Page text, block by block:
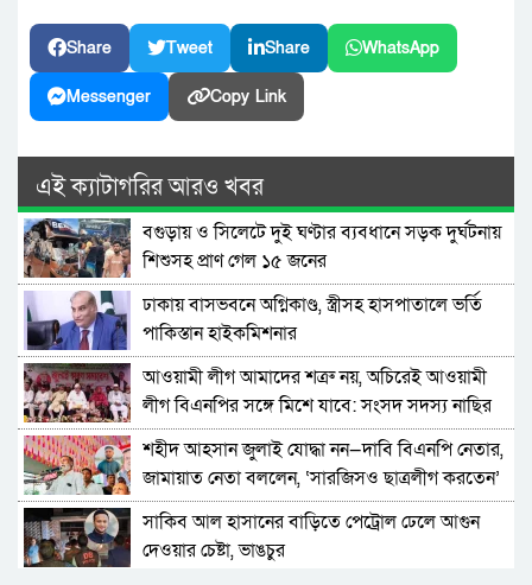
Share Tweet Share WhatsApp
Messenger Copy Link
এই ক্যাটাগরির আরও খবর
বগুড়ায় ও সিলেটে দুই ঘণ্টার ব্যবধানে সড়ক দুর্ঘটনায়
শিশুসহ প্রাণ গেল ১৫ জনের
ঢাকায় বাসভবনে অগ্নিকাণ্ড, স্ত্রীসহ হাসপাতালে ভর্তি
পাকিস্তান হাইকমিশনার
আওয়ামী লীগ আমাদের শত্রু নয়, অচিরেই আওয়ামী
লীগ বিএনপির সঙ্গে মিশে যাবে: সংসদ সদস্য নাছির
শহীদ আহসান জুলাই যোদ্ধা নন—দাবি বিএনপি নেতার,
জামায়াত নেতা বললেন, ‘সারজিসও ছাত্রলীগ করতেন’
সাকিব আল হাসানের বাড়িতে পেট্রোল ঢেলে আগুন
দেওয়ার চেষ্টা, ভাঙচুর